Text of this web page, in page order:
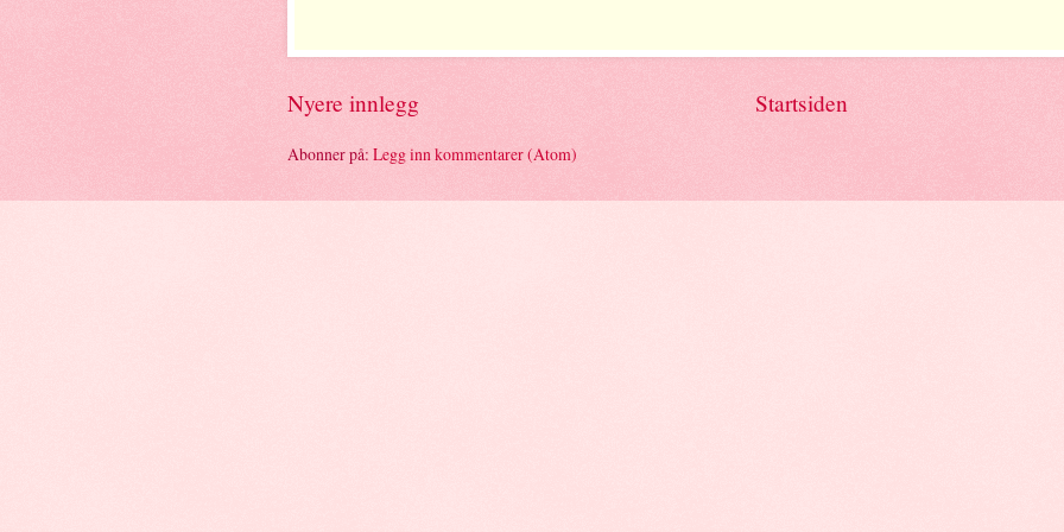
Nyere innlegg Startsiden
Abonner på: Legg inn kommentarer (Atom)